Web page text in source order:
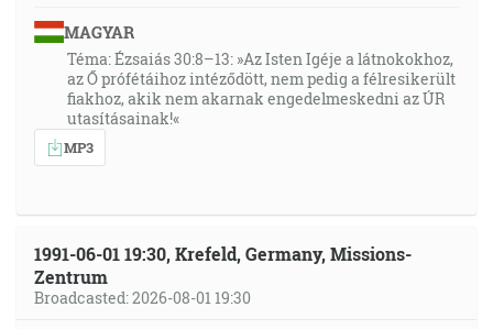
MAGYAR
Téma: Ézsaiás 30:8–13: »Az Isten Igéje a látnokokhoz,
az Ő prófétáihoz intéződött, nem pedig a félresikerült
fiakhoz, akik nem akarnak engedelmeskedni az ÚR
utasításainak!«
MP3
1991-06-01 19:30, Krefeld, Germany, Missions-
Zentrum
Broadcasted: 2026-08-01 19:30